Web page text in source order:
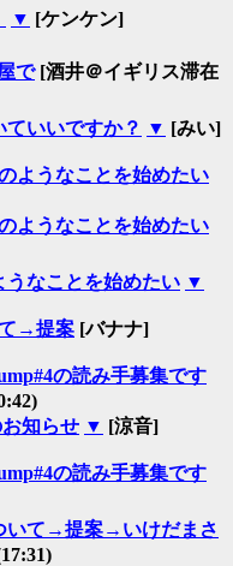
▼ [ケンケン]
で[酒井＠イギリス滞在
いいですか？ ▼ [みい]
ようなことを始めたい
ようなことを始めたい
うなことを始めたい ▼
→提案 [バナナ]
の読み手募集です
知らせ ▼ [涼音]
の読み手募集です
いて→提案→いけだまさ